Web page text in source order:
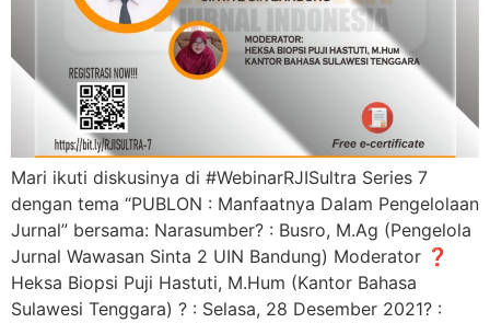
Mari ikuti diskusinya di #WebinarRJISultra Series 7
dengan tema “PUBLON : Manfaatnya Dalam Pengelolaan
Jurnal” bersama: Narasumber? : Busro, M.Ag (Pengelola
Jurnal Wawasan Sinta 2 UIN Bandung) Moderator ❓
Heksa Biopsi Puji Hastuti, M.Hum (Kantor Bahasa
Sulawesi Tenggara) ? : Selasa, 28 Desember 2021? :